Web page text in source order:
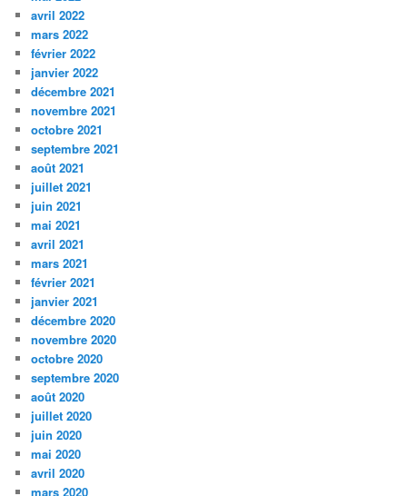
avril 2022
mars 2022
février 2022
janvier 2022
décembre 2021
novembre 2021
octobre 2021
septembre 2021
août 2021
juillet 2021
juin 2021
mai 2021
avril 2021
mars 2021
février 2021
janvier 2021
décembre 2020
novembre 2020
octobre 2020
septembre 2020
août 2020
juillet 2020
juin 2020
mai 2020
avril 2020
mars 2020